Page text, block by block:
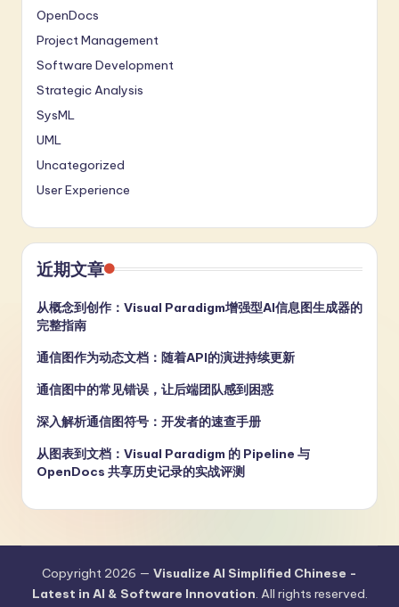
OpenDocs
Project Management
Software Development
Strategic Analysis
SysML
UML
Uncategorized
User Experience
近期文章
从概念到创作：Visual Paradigm增强型AI信息图生成器的
完整指南
通信图作为动态文档：随着API的演进持续更新
通信图中的常见错误，让后端团队感到困惑
深入解析通信图符号：开发者的速查手册
从图表到文档：Visual Paradigm 的 Pipeline 与
OpenDocs 共享历史记录的实战评测
Copyright 2026 — Visualize AI Simplified Chinese -
Latest in AI & Software Innovation. All rights reserved.